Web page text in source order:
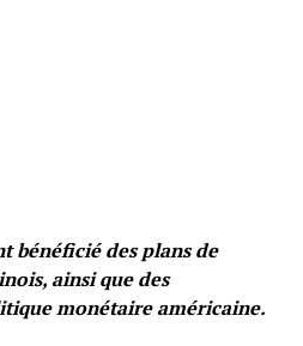
bénéficié des plans de
ainsi que des
monétaire américaine.